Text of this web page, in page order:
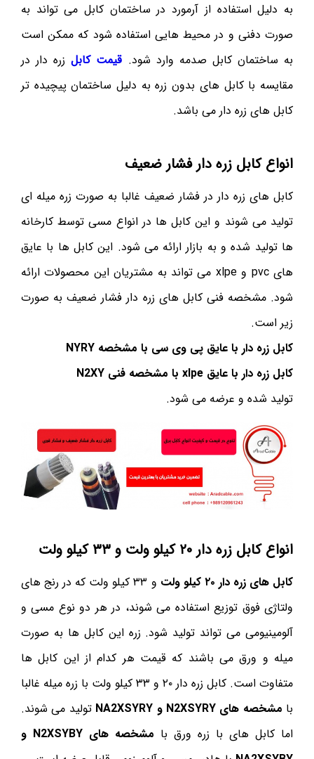
به دلیل استفاده از آرمورد در ساختمان کابل می تواند به
صورت دفنی و در محیط هایی استفاده شود که ممکن است
به ساختمان کابل صدمه وارد شود. قیمت کابلزره دار در
مقایسه با کابل های بدون زره به دلیل ساختمان پیچیده تر
کابل های زره دار می باشد.
انواع کابل زره دار فشار ضعیف
کابل های زره دار در فشار ضعیف غالبا به صورت زره میله ای
تولید می شوند و این کابل ها در انواع مسی توسط کارخانه
ها تولید شده و به بازار ارائه می شود. این کابل ها با عایق
های pvc و xlpe می تواند به مشتریان این محصولات ارائه
شود. مشخصه فنی کابل های زره دار فشار ضعیف به صورت
زیر است.
کابل زره دار با عایق پی وی سی با مشخصه NYRY
کابل زره دار با عایق xlpe با مشخصه فنی N2XY
تولید شده و عرضه می شود.
انواع کابل زره دار ۲۰ کیلو ولت و ۳۳ کیلو ولت
کابل های زره دار ۲۰ کیلو ولت
و ۳۳ کیلو ولت که در رنج های
ولتاژی فوق توزیع استفاده می شوند، در هر دو نوع مسی و
آلومینیومی می تواند تولید شود. زره این کابل ها به صورت
میله و ورق می باشند که قیمت هر کدام از این کابل ها
متفاوت است. کابل زره دار ۲۰ و ۳۳ کیلو ولت با زره میله غالبا
با مشخصه های N2XSYRY و NA2XSYRY
تولید می شوند.
اما کابل های با زره ورق با
مشخصه های N2XSYBY و